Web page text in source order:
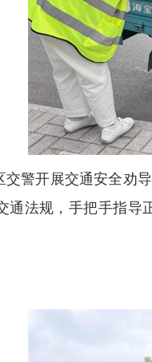
警开展交通安全劝
通法规，手把手指